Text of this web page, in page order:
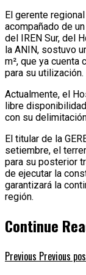
El gerente
acompañado de
del IREN Sur, del
la ANIN, sostuvo
m², que ya cuenta
para su utilización.
Actualmente, el
libre
con su
El titular de la
setiembre, el
para su posterior
de ejecutar la
garantizará la
región.
Continue
Previous Previous